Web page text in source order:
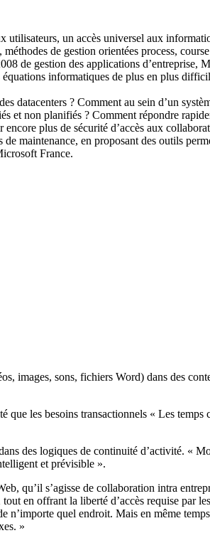
utilisateurs, un accès universel aux
de gestion orientées process,
de gestion des applications d’entreprise,
informatiques de plus en plus
datacenters ? Comment au sein d’un
et non planifiés ? Comment répondre
plus de sécurité d’accès aux
maintenance, en proposant des outils
France.
images, sons, fichiers Word) dans des
les besoins transactionnels « Les temps
des logiques de continuité d’activité. «
et prévisible ».
qu’il s’agisse de collaboration intra
en offrant la liberté d’accès requise par
n’importe quel endroit. Mais en même
»